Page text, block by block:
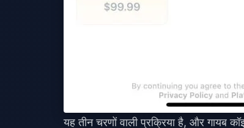
यह तीन चरणों वाली प्रक्रिया है, और गायब